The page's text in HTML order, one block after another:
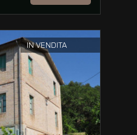
IN VENDITA